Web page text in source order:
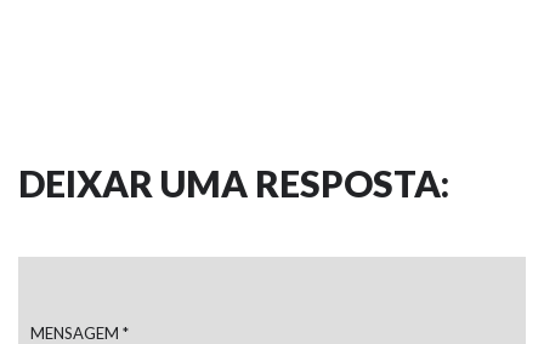
DEIXAR UMA RESPOSTA:
MENSAGEM *